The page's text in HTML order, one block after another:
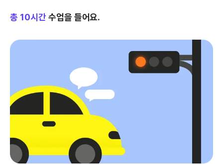
총 10시간 수업을 들어요.